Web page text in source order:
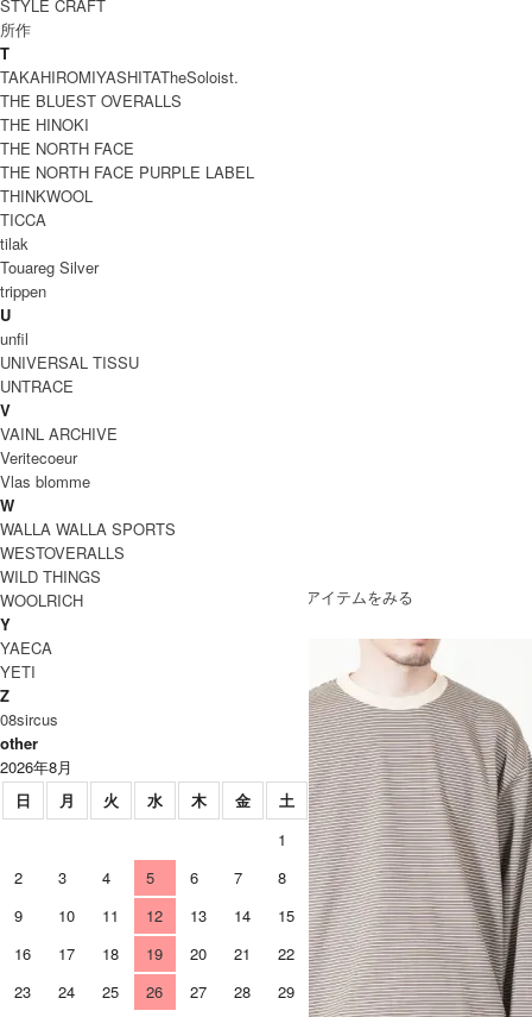
SOLD OUT
» もうすこしVeritecoeur (ヴェリテクール)のアイテムをみる
STYLE CRAFT
所作
T
TAKAHIROMIYASHITATheSoloist.
THE BLUEST OVERALLS
THE HINOKI
THE NORTH FACE
THE NORTH FACE PURPLE LABEL
THINKWOOL
TICCA
tilak
Touareg Silver
trippen
U
unfil
UNIVERSAL TISSU
UNTRACE
V
VAINL ARCHIVE
Veritecoeur
Vlas blomme
W
WALLA WALLA SPORTS
WESTOVERALLS
WILD THINGS
WOOLRICH
Y
YAECA
YETI
Z
08sircus
other
2026年8月
日
月 火 水 木 金
土
1
2
3 4 5 6 7
8
9
10 11 12 13 14
15
16
17 18 19 20 21
22
23
24 25 26 27 28
29